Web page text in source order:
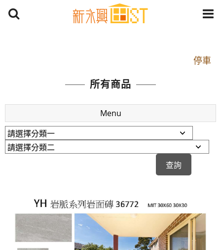
停車
捷運： 中和線【頂溪站 2 號出口】往中山路1段139
原Line已滿 無法加Line好友 請親愛的客戶加入
LINE官方帳號@a0975005573
開車：中山路1段 到永平路路口(樂華夜市口)門口可
停車
捷運： 中和線【頂溪站 2 號出口】往中山路1段139
原Line已滿 無法加Line好友 請親愛的客戶加入
LINE官方帳號@a0975005573
所有商品
Menu